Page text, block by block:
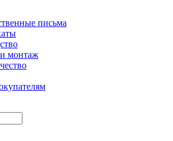
письма
монтаж